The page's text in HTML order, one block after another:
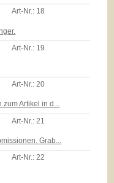
Art-Nr.: 18
Art-Nr.: 19
Art-Nr.:20
zum Artikel in d...
Art-Nr.: 21
Grab...
Art-Nr.:22